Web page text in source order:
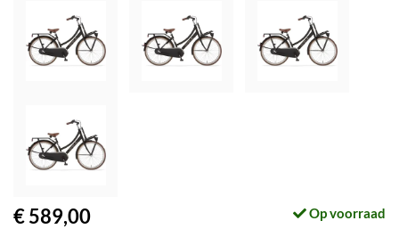
€ 589,00 Op voorraad